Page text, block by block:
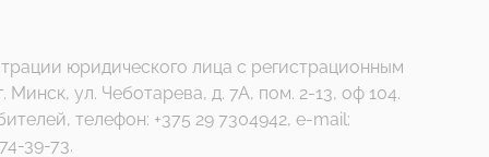
юридического лица с регистрационным
ул. Чеботарева, д. 7А, пом. 2-13, оф 104.
телефон: +375 29 7304942, e-mail:
39-73.